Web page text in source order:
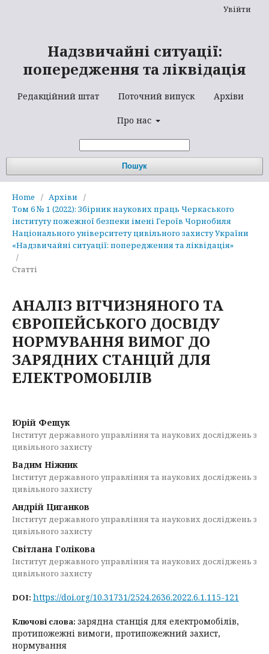
Надзвичайні ситуації:
попередження та ліквідація
Редакційний штат Поточний випуск Архіви
Про нас
Пошук
Увійти
Home / Архіви
/
Том 6 № 1 (2022): Збірник наукових праць Черкаського
інституту пожежної безпеки імені Героїв Чорнобиля
Національного університету цивільного захисту України
«Надзвичайні ситуації: попередження та ліквідація»
/
Статті
АНАЛІЗ ВІТЧИЗНЯНОГО ТА
ЄВРОПЕЙСЬКОГО ДОСВІДУ
НОРМУВАННЯ ВИМОГ ДО
ЗАРЯДНИХ СТАНЦІЙ ДЛЯ
ЕЛЕКТРОМОБІЛІВ
Юрій Фещук
Інститут державного управління та наукових досліджень з
цивільного захисту
Вадим Ніжник
Інститут державного управління та наукових досліджень з
цивільного захисту
Андрій Циганков
Інститут державного управління та наукових досліджень з
цивільного захисту
Світлана Голікова
Інститут державного управління та наукових досліджень з
цивільного захисту
DOI: https://doi.org/10.31731/2524.2636.2022.6.1.115-121
Ключові слова: зарядна станція для електромобілів,
протипожежні вимоги, протипожежний захист,
нормування